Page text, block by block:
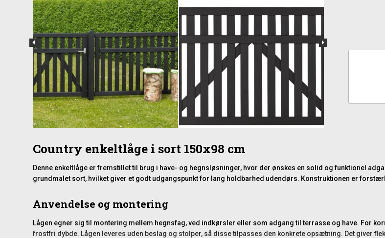
Country enkeltlåge i sort 150x98 cm
Denne enkeltlåge er fremstillet til brug i have- og hegnsløsninger, hvor der ønskes en solid og funktionel
grundmalet sort, hvilket giver et godt udgangspunkt for lang holdbarhed udendørs. Konstruktionen er
Anvendelse og montering
Lågen egner sig til montering mellem hegnsfag, ved indkørsler eller som adgang til terrasse og have. For
frostfri dybde. Lågen leveres uden beslag og stolper, så disse tilpasses den konkrete opsætning. Det giver